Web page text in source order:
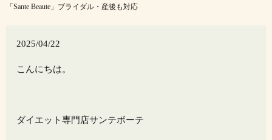
「Sante Beaute」ブライダル・産後も対応
2025/04/22
こんにちは。
ダイエット専門店サンテボーテ